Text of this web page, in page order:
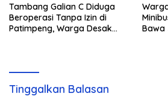
Tambang Galian C Diduga
Beroperasi Tanpa Izin di
Patimpeng, Warga Desak
Bawa
Tinggalkan Balasan